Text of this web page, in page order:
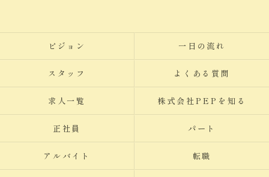
ビジョン 一日の流れ
スタッフ よくある質問
求人一覧 株式会社PEPを知る
正社員 パート
アルバイト 転職